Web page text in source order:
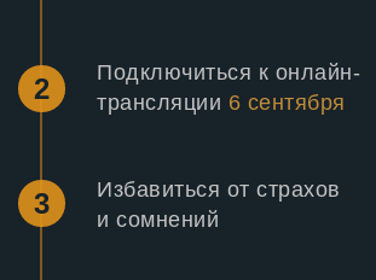
Подключиться к онлайн-
трансляции 6 сентября
2
Избавиться от страхов
и сомнений
3